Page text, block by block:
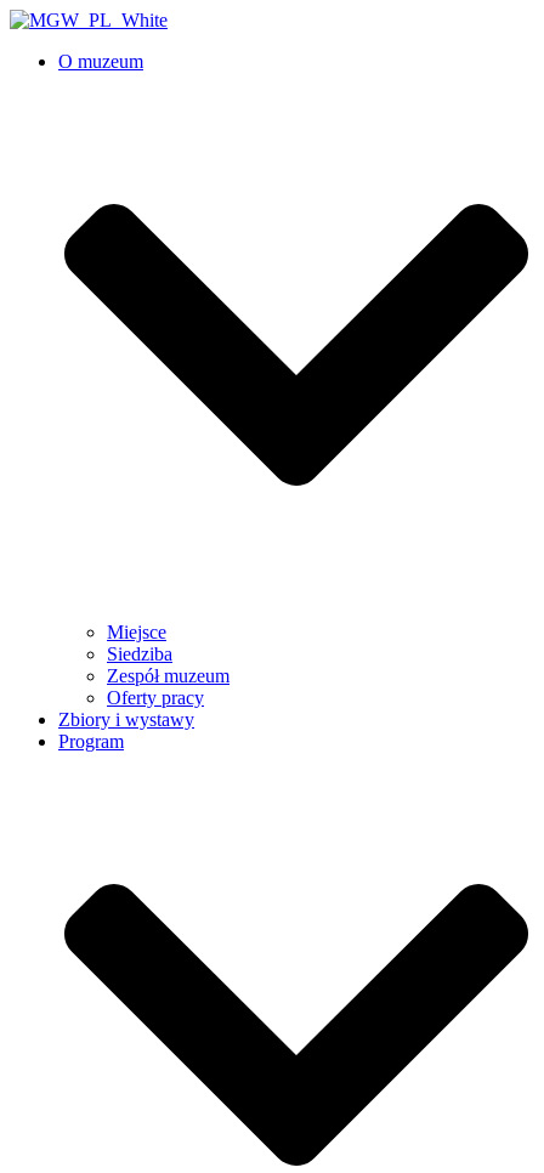
O muzeum
Miejsce
Siedziba
Zespół muzeum
Oferty pracy
Zbiory i wystawy
Program